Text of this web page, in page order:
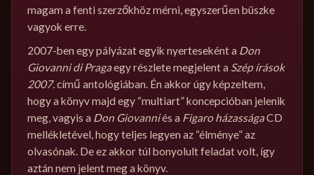
magam a fenti szerzőkhöz mérni, egyszerűen büszke
vagyok erre.
2007-ben egy pályázat egyik nyerteseként a Don
Giovanni di Pragaegy részlete megjelent a Szép írások
2007. című antológiában. Én akkor úgy képzeltem,
hogy a könyv majd egy “multiart” koncepcióban jelenik
meg, vagyis a Don Giovanniés a Figaro házasságaCD
mellékletével, hogy teljes legyen az “élménye” az
olvasónak. De ez akkor túl bonyolult feladat volt, így
aztán nem jelent meg a könyv.